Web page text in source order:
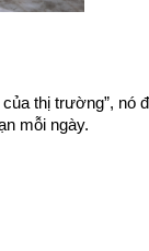
thị trường”,
mỗi ngày.